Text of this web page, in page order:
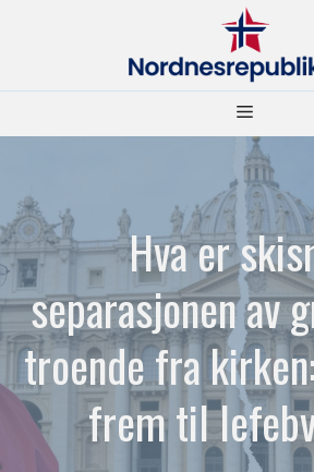
Meny
Hva er
separasjonen av
troende fra
frem til